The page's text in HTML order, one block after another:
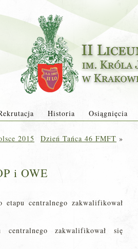
Historia Osiągnięcia
2015 Dzień Tańca 46 FMFT »
i OWE
etapu centralnego zakwalifikował
zakwalifikował się